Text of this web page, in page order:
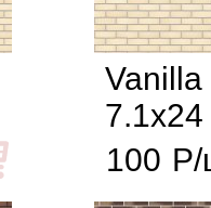
Vanilla
7.1x24
100 Р/